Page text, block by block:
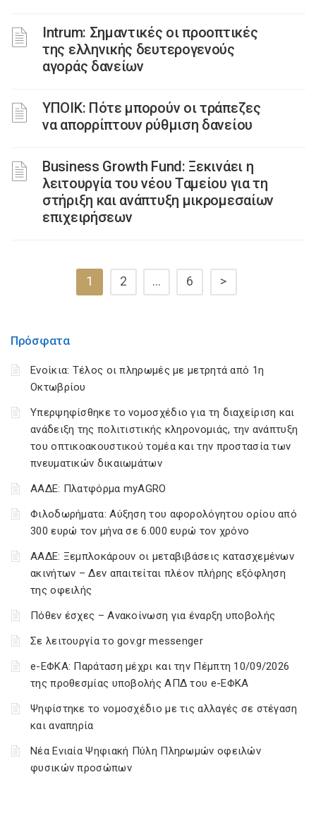
Ιntrum: Σημαντικές οι προοπτικές
της ελληνικής δευτερογενούς
αγοράς δανείων
ΥΠΟΙΚ: Πότε μπορούν οι τράπεζες
να απορρίπτουν ρύθμιση δανείου
Business Growth Fund: Ξεκινάει η
λειτουργία του νέου Ταμείου για τη
στήριξη και ανάπτυξη μικρομεσαίων
επιχειρήσεων
1 2 … 6 >
Πρόσφατα
Ενοίκια: Τέλος οι πληρωμές με μετρητά από 1η
Οκτωβρίου
Υπερψηφίσθηκε το νομοσχέδιο για τη διαχείριση και
ανάδειξη της πολιτιστικής κληρονομιάς, την ανάπτυξη
του οπτικοακουστικού τομέα και την προστασία των
πνευματικών δικαιωμάτων
ΑΑΔΕ: Πλατφόρμα myAGRO
Φιλοδωρήματα: Αύξηση του αφορολόγητου ορίου από
300 ευρώ τον μήνα σε 6.000 ευρώ τον χρόνο
ΑΑΔΕ: Ξεμπλοκάρουν οι μεταβιβάσεις κατασχεμένων
ακινήτων – Δεν απαιτείται πλέον πλήρης εξόφληση
της οφειλής
Πόθεν έσχες – Ανακοίνωση για έναρξη υποβολής
Σε λειτουργία το gov.gr messenger
e-ΕΦΚΑ: Παράταση μέχρι και την Πέμπτη 10/09/2026
της προθεσμίας υποβολής ΑΠΔ του e-ΕΦΚΑ
Ψηφίστηκε το νομοσχέδιο με τις αλλαγές σε στέγαση
και αναπηρία
Νέα Ενιαία Ψηφιακή Πύλη Πληρωμών οφειλών
φυσικών προσώπων